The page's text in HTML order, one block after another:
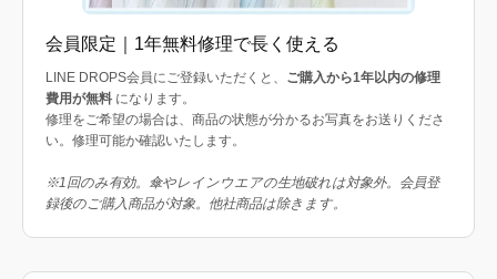
会員限定｜1年無料修理で長く使える
LINE DROPS会員にご登録いただくと、 ご購入から1年以内の修理
費用が無料 になります。
修理をご希望の場合は、商品の状態が分かるお写真をお送りくださ
い。修理可能か確認いたします。
※1回のみ有効。傘やレインウエアの生地破れは対象外。会員登
録後のご購入商品が対象。他社商品は除きます。